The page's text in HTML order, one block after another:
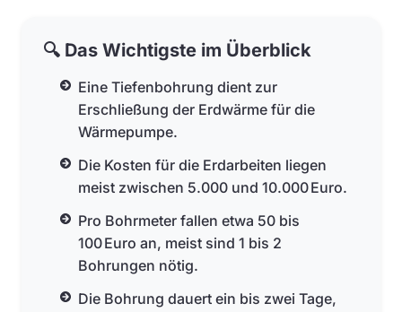
🔍 Das Wichtigste im Überblick
Eine Tiefenbohrung dient zur
Erschließung der Erdwärme für die
Wärmepumpe.
Die Kosten für die Erdarbeiten liegen
meist zwischen 5.000 und 10.000 Euro.
Pro Bohrmeter fallen etwa 50 bis
100 Euro an, meist sind 1 bis 2
Bohrungen nötig.
Die Bohrung dauert ein bis zwei Tage,